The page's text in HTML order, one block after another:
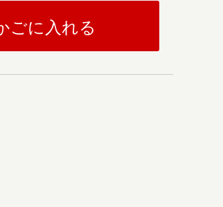
ごに入れる